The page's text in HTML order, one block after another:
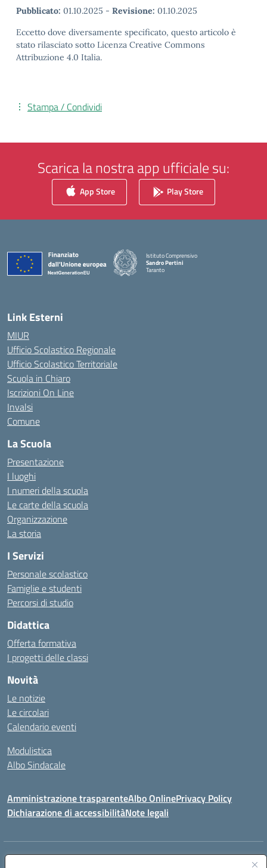
Pubblicato: 01.10.2025 - Revisione: 01.10.2025
Eccetto dove diversamente specificato, questo articolo è
stato rilasciato sotto Licenza Creative Commons
Attribuzione 4.0 Italia.
Stampa / Condividi
Scarica la nostra app ufficiale su:
App Store Play Store
Istituto Comprensivo
Sandro Pertini
Taranto
Link Esterni
MIUR
Ufficio Scolastico Regionale
Ufficio Scolastico Territoriale
Scuola in Chiaro
Iscrizioni On Line
Invalsi
Comune
La Scuola
Presentazione
I luoghi
I numeri della scuola
Le carte della scuola
Organizzazione
La storia
I Servizi
Personale scolastico
Famiglie e studenti
Percorsi di studio
Didattica
Offerta formativa
I progetti delle classi
Novità
Le notizie
Le circolari
Calendario eventi
Modulistica
Albo Sindacale
Amministrazione trasparenteAlbo OnlinePrivacy Policy
Dichiarazione di accessibilitàNote legali
Indirizzo: